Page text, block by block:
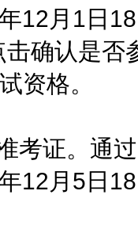
12月1日
击确认是
资格。
证。通过
12月5日